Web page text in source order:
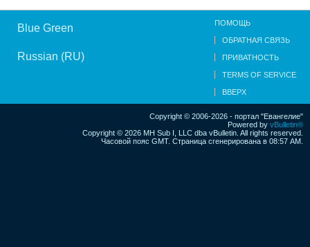
Blue Green
Russian (RU)
ПОМОЩЬ
ОБРАТНАЯ СВЯЗЬ
ПРИВАТНОСТЬ
TERMS OF SERVICE
ВВЕРХ
Copyright © 2006-2026 - портал "Евангелие"
Powered by vBulletin®
Copyright © 2026 MH Sub I, LLC dba vBulletin. All rights reserved.
Часовой пояс GMT. Страница сгенерирована в 08:57 AM.